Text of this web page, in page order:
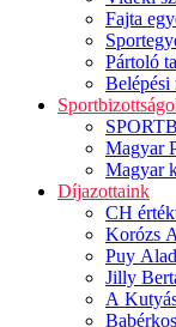
Fajta
Pártoló
Magyar
Magyar
Díjazottaink
CH
Korózs
Puy
Jilly
A